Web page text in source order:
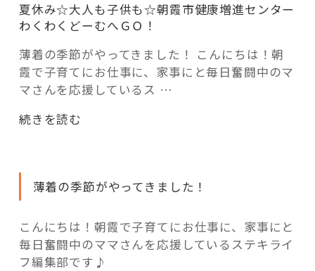
「モノ」
fleXe
協賛・協力店
コーディネーター紹介
夏休み☆大人も子供も☆朝霞市健康増進センター
わくわくどーむへＧＯ！
薄着の季節がやってきました！ こんにちは！朝
霞で子育てにお仕事に、家事にと毎日奮闘中のマ
マさんを応援しているス …
“夏
☆
人
も
子
供
続きを読む
薄着の季節がやってきました！
こんにちは！朝霞で子育てにお仕事に、家事にと
毎日奮闘中のママさんを応援しているステキライ
フ編集部です♪